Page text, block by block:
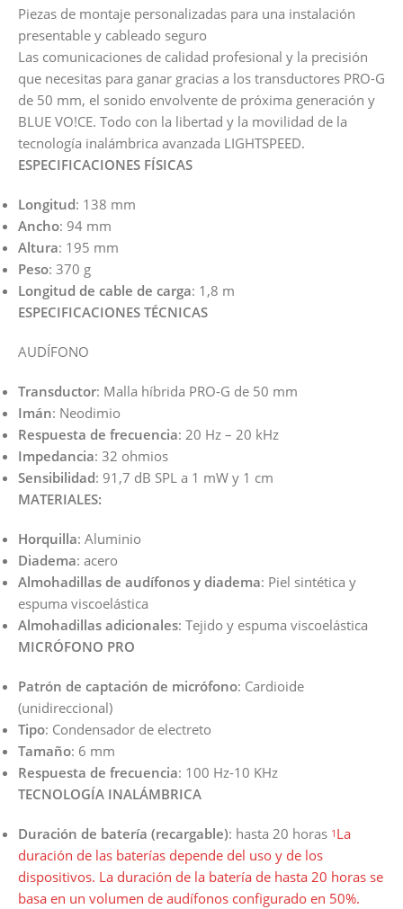
Piezas de montaje personalizadas para una instalación
presentable y cableado seguro
Las comunicaciones de calidad profesional y la precisión
que necesitas para ganar gracias a los transductores PRO-G
de 50 mm, el sonido envolvente de próxima generación y
BLUE VO!CE. Todo con la libertad y la movilidad de la
tecnología inalámbrica avanzada LIGHTSPEED.
ESPECIFICACIONES FÍSICAS
Longitud: 138 mm
Ancho: 94 mm
Altura: 195 mm
Peso: 370 g
Longitud de cable de carga: 1,8 m
ESPECIFICACIONES TÉCNICAS
AUDÍFONO
Transductor: Malla híbrida PRO-G de 50 mm
Imán: Neodimio
Respuesta de frecuencia: 20 Hz – 20 kHz
Impedancia: 32 ohmios
Sensibilidad: 91,7 dB SPL a 1 mW y 1 cm
MATERIALES:
Horquilla: Aluminio
Diadema: acero
Almohadillas de audífonos y diadema: Piel sintética y
espuma viscoelástica
Almohadillas adicionales: Tejido y espuma viscoelástica
MICRÓFONO PRO
Patrón de captación de micrófono: Cardioide
(unidireccional)
Tipo: Condensador de electreto
Tamaño: 6 mm
Respuesta de frecuencia: 100 Hz-10 KHz
TECNOLOGÍA INALÁMBRICA
Duración de batería (recargable): hasta 20 horas 1 La
duración de las baterías depende del uso y de los
dispositivos. La duración de la batería de hasta 20 horas se
basa en un volumen de audífonos configurado en 50%.